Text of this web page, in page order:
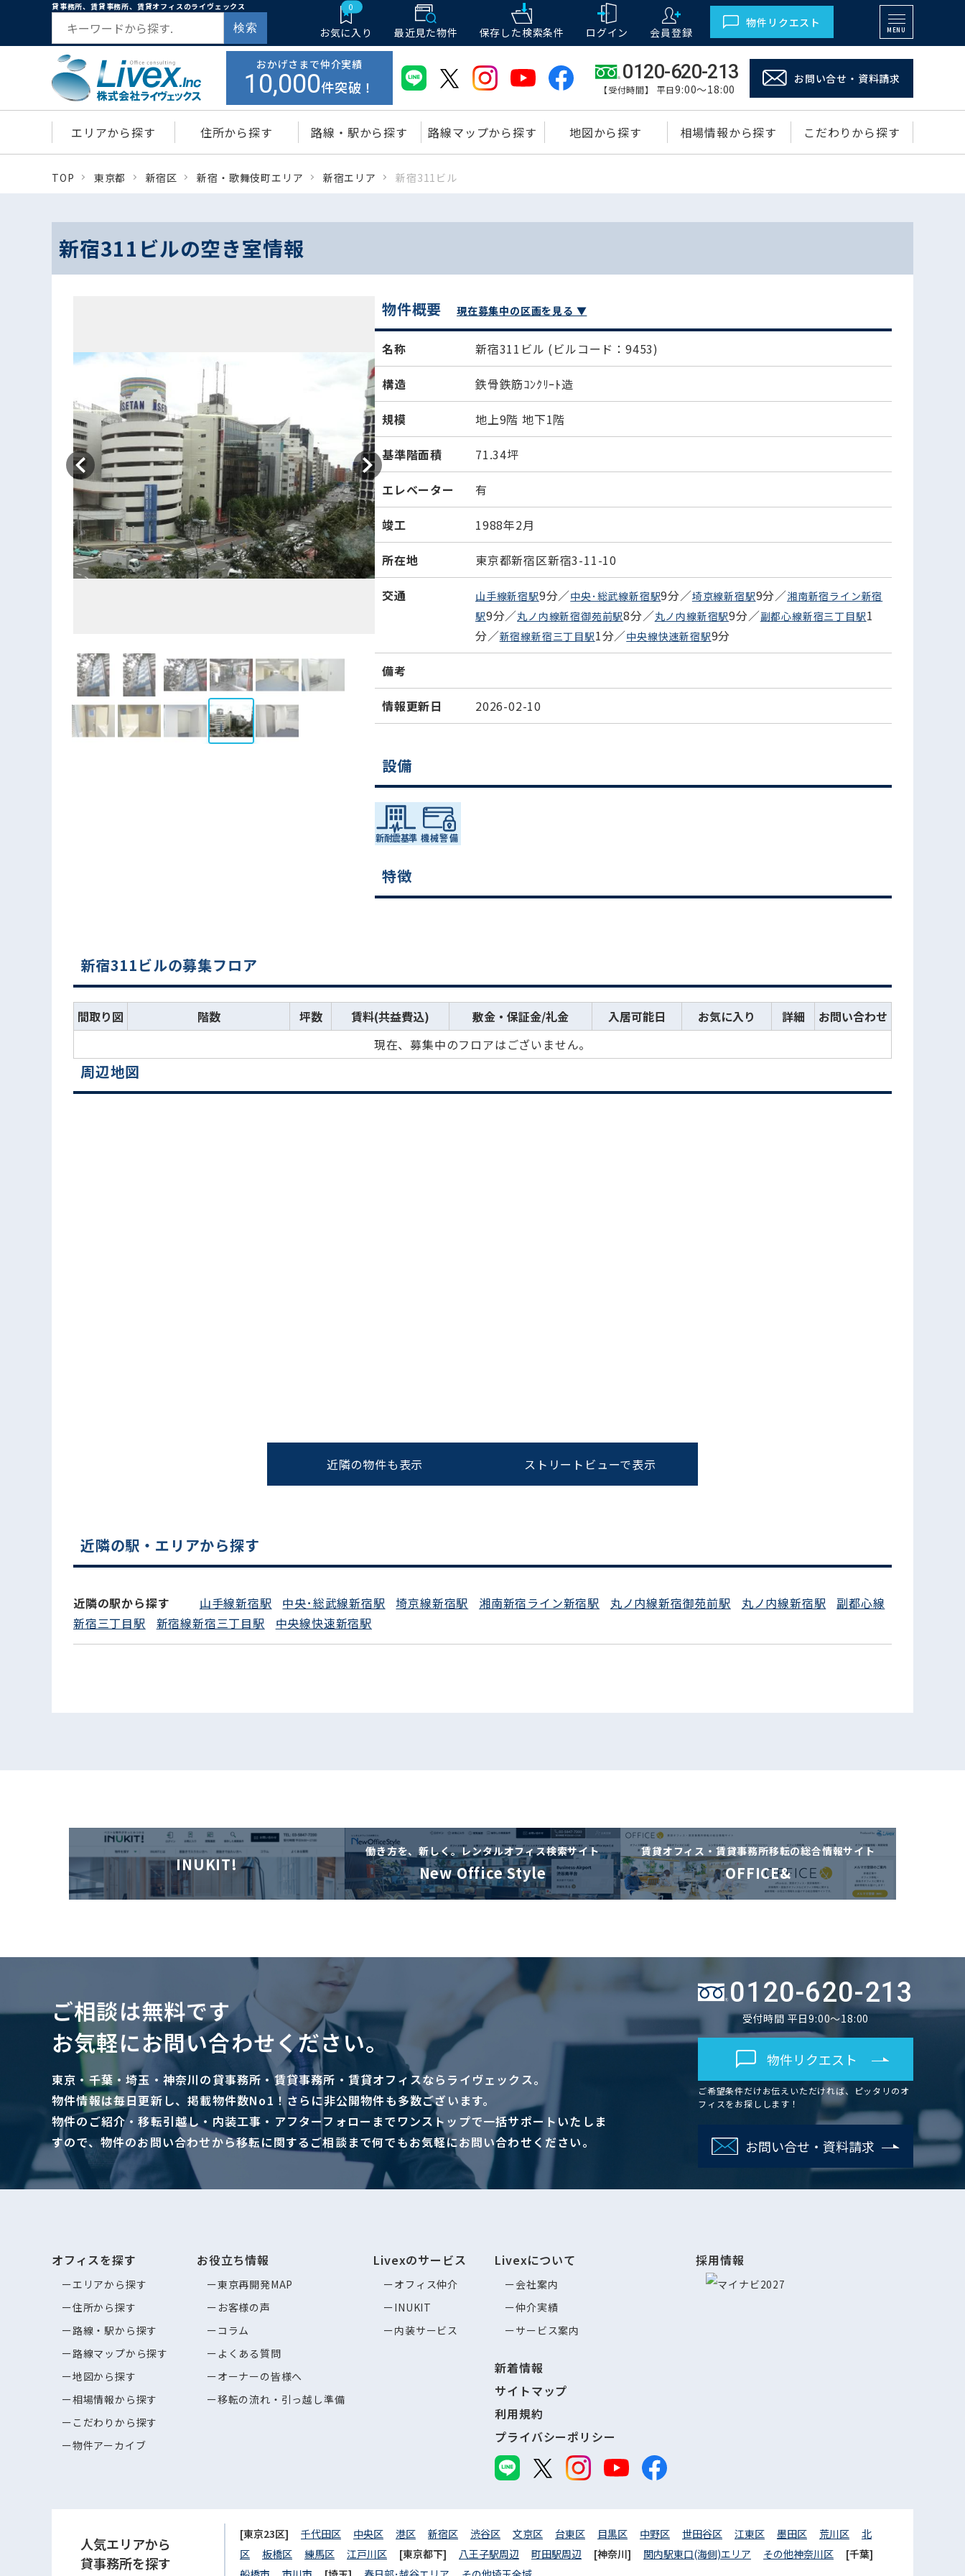
貸事務所、賃貸事務所、賃貸オフィスのライヴェックス
検索
0
お気に入り 最近見た物件 保存した検索条件 ログイン 会員登録
物件リクエスト
MENU
おかげさまで仲介実績
10,000件突破！
0120-620-213
【受付時間】 平日9:00～18:00
お問い合せ・資料請求
エリアから探す 住所から探す 路線・駅から探す 路線マップから探す 地図から探す 相場情報から探す こだわりから探す
TOP 東京都 新宿区 新宿・歌舞伎町エリア 新宿エリア 新宿311ビル
新宿311ビルの空き室情報
物件概要 現在募集中の区画を見る ▼
名称 新宿311ビル (ビルコード：9453)
構造 鉄骨鉄筋ｺﾝｸﾘｰﾄ造
規模 地上9階 地下1階
基準階面積 71.34坪
エレベーター 有
竣工 1988年2月
所在地 東京都新宿区新宿3-11-10
交通 山手線新宿駅9分／中央･総武線新宿駅9分／埼京線新宿駅9分／湘南新宿ライン新宿
駅9分／丸ノ内線新宿御苑前駅8分／丸ノ内線新宿駅9分／副都心線新宿三丁目駅1
分／新宿線新宿三丁目駅1分／中央線快速新宿駅9分
備考
情報更新日 2026-02-10
設備
特徴
新宿311ビルの募集フロア
間取り図 階数 坪数 賃料(共益費込) 敷金・保証金/礼金 入居可能日 お気に入り 詳細
お問い合わせ
現在、募集中のフロアはございません。
周辺地図
近隣の物件も表示 ストリートビューで表示
近隣の駅・エリアから探す
近隣の駅から探す 山手線新宿駅 中央･総武線新宿駅 埼京線新宿駅 湘南新宿ライン新宿駅 丸ノ内線新宿御苑前駅 丸ノ内線新宿駅
副都心線
新宿三丁目駅
新宿線新宿三丁目駅 中央線快速新宿駅
INUKIT!
働き方を、新しく。レンタルオフィス検索サイト
New Office Style
賃貸オフィス・賃貸事務所移転の総合情報サイト
OFFICE&
ご相談は無料です
お気軽にお問い合わせください。
東京・千葉・埼玉・神奈川の貸事務所・賃貸事務所・賃貸オフィスならライヴェックス。
物件情報は毎日更新し、掲載物件数No1！さらに非公開物件も多数ございます。
物件のご紹介・移転引越し・内装工事・アフターフォローまでワンストップで一括サポートいたしま
すので、物件のお問い合わせから移転に関するご相談まで何でもお気軽にお問い合わせください。
0120-620-213
受付時間 平日9:00～18:00
物件リクエスト
ご希望条件だけお伝えいただければ、ピッタリのオ
フィスをお探しします！
お問い合せ・資料請求
オフィスを探す
エリアから探す
住所から探す
路線・駅から探す
路線マップから探す
地図から探す
相場情報から探す
こだわりから探す
物件アーカイブ
お役立ち情報
東京再開発MAP
お客様の声
コラム
よくある質問
オーナーの皆様へ
移転の流れ・引っ越し準備
Livexのサービス
オフィス仲介
INUKIT
内装サービス
Livexについて
会社案内
仲介実績
サービス案内
新着情報
サイトマップ
利用規約
プライバシーポリシー
採用情報
人気エリアから
貸事務所を探す
[東京23区] 千代田区 中央区 港区 新宿区 渋谷区 文京区 台東区 目黒区 中野区 世田谷区 江東区 墨田区 荒川区
北
区
板橋区 練馬区 江戸川区 [東京都下] 八王子駅周辺 町田駅周辺 [神奈川] 関内駅東口(海側)エリア その他神奈川区
[千葉]